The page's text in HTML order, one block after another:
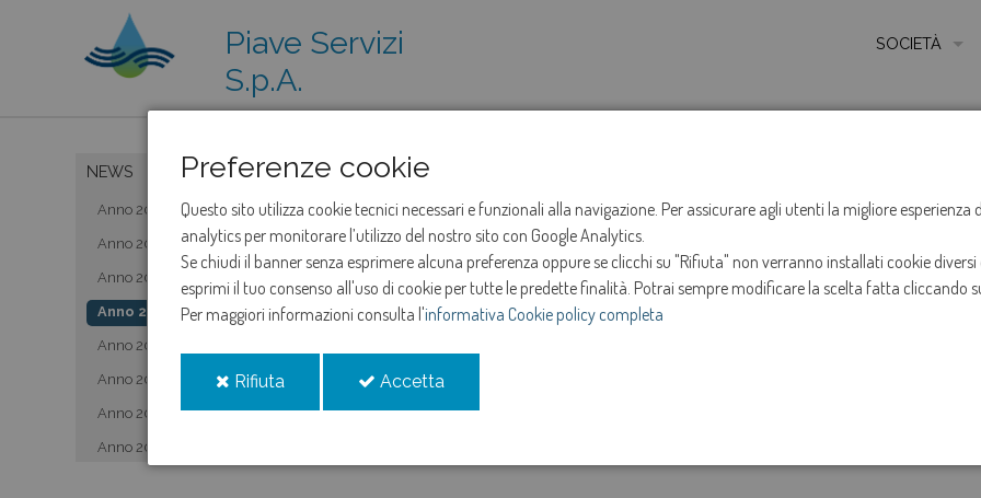
Preferenze cookie
Questo sito utilizza cookie tecnici necessari e funzionali alla navigazione. Per assicurare agli utenti la migliore
analytics per monitorare l’utilizzo del nostro sito con Google Analytics.
Se chiudi il banner senza esprimere alcuna preferenza oppure se clicchi su "Rifiuta" non verranno installati cookie
esprimi il tuo consenso all'uso di cookie per tutte le predette finalità. Potrai sempre modificare la scelta fatta cliccando
Per maggiori informazioni consulta l'informativa Cookie policy completa
Rifiuta Accetta
Piave Servizi
S.p.A.
SOCIETÀ
MISSIONE
MODELLO DI
NEWS
Anno 2019
Anno 2020
Anno 2021
Anno 2022
Anno 2023
Anno 2024
Anno 2025
Anno 2026
Sospensione
Godega di